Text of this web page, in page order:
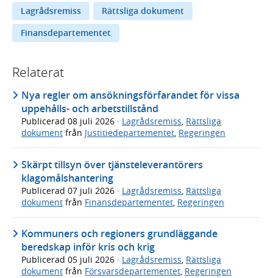
Lagrådsremiss
Rättsliga dokument
Finansdepartementet
Relaterat
Nya regler om ansökningsförfarandet för vissa
uppehålls- och arbetstillstånd
Publicerad 08 juli 2026 · Lagrådsremiss, Rättsliga
dokument från Justitiedepartementet, Regeringen
Skärpt tillsyn över tjänsteleverantörers
klagomålshantering
Publicerad 07 juli 2026 · Lagrådsremiss Rättsliga
dokument från Finansdepartementet Regeringen
Kommuners och regioners grundläggande
beredskap inför kris och krig
Publicerad 05 juli 2026 · Lagrådsremiss, Rättsliga
dokument från Försvarsdepartementet, Regeringen